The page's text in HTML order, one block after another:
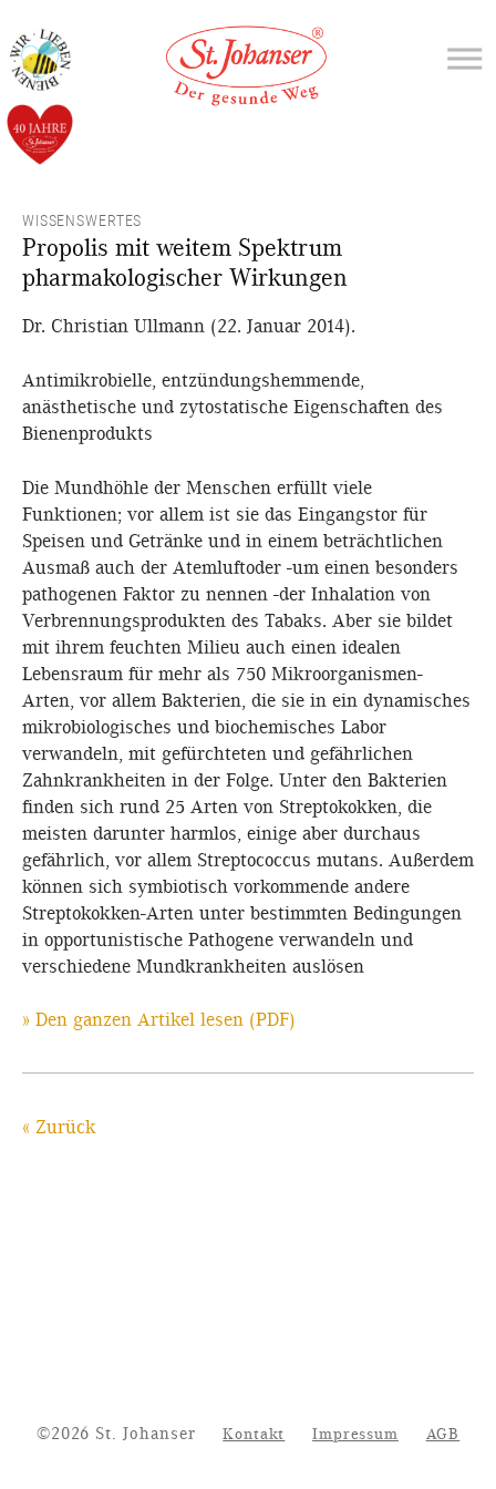
WISSENSWERTES
Propolis mit weitem Spektrum
pharmakologischer Wirkungen
Dr. Christian Ullmann (22. Januar 2014).
Antimikrobielle, entzündungshemmende,
anästhetische und zytostatische Eigenschaften des
Bienenprodukts
Die Mundhöhle der Menschen erfüllt viele
Funktionen; vor allem ist sie das Eingangstor für
Speisen und Getränke und in einem beträchtlichen
Ausmaß auch der Atemluftoder -um einen besonders
pathogenen Faktor zu nennen -der Inhalation von
Verbrennungsprodukten des Tabaks. Aber sie bildet
mit ihrem feuchten Milieu auch einen idealen
Lebensraum für mehr als 750 Mikroorganismen-
Arten, vor allem Bakterien, die sie in ein dynamisches
mikrobiologisches und biochemisches Labor
verwandeln, mit gefürchteten und gefährlichen
Zahnkrankheiten in der Folge. Unter den Bakterien
finden sich rund 25 Arten von Streptokokken, die
meisten darunter harmlos, einige aber durchaus
gefährlich, vor allem Streptococcus mutans. Außerdem
können sich symbiotisch vorkommende andere
Streptokokken-Arten unter bestimmten Bedingungen
in opportunistische Pathogene verwandeln und
verschiedene Mundkrankheiten auslösen
» Den ganzen Artikel lesen (PDF)
« Zurück
©2026 St. JohanserKontakt Impressum
AGB